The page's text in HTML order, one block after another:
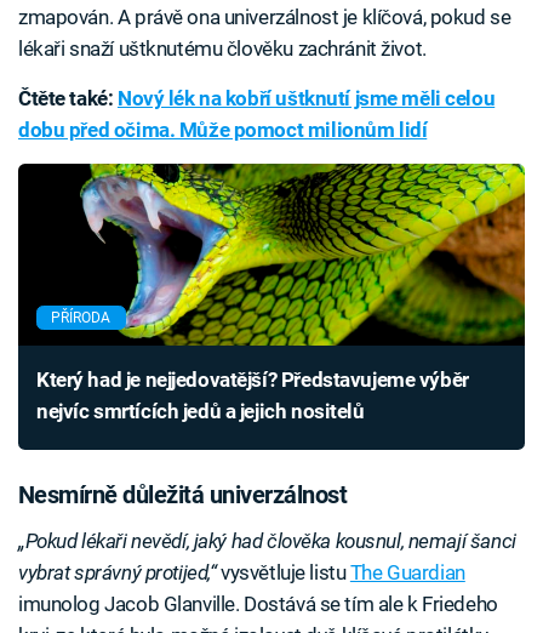
zmapován. A právě ona univerzálnost je klíčová, pokud se
lékaři snaží uštknutému člověku zachránit život.
Čtěte také: Nový lék na kobří uštknutí jsme měli celou
dobu před očima. Může pomoct milionům lidí
PŘÍRODA
Který had je nejjedovatější? Představujeme výběr
nejvíc smrtících jedů a jejich nositelů
Nesmírně důležitá univerzálnost
„Pokud lékaři nevědí, jaký had člověka kousnul, nemají šanci
vybrat správný protijed,“vysvětluje listuThe Guardian
imunolog Jacob Glanville. Dostává se tím ale k Friedeho